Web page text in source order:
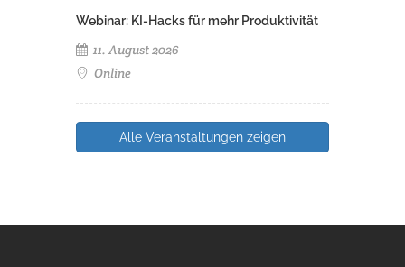
Webinar: KI-Hacks für mehr Produktivität
11. August 2026
Online
Alle Veranstaltungen zeigen